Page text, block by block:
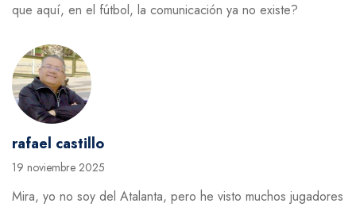
que aquí, en el fútbol, la comunicación ya no existe?
rafael castillo
19 noviembre 2025
Mira, yo no soy del Atalanta, pero he visto muchos jugadores